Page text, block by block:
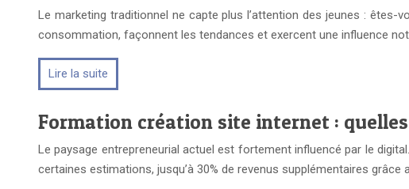
Le marketing traditionnel ne capte plus l’attention des jeunes :
consommation, façonnent les tendances et exercent une influence
Lire la suite
Formation création site internet :
Le paysage entrepreneurial actuel est fortement influencé par le
certaines estimations, jusqu’à 30% de revenus supplémentaires grâce